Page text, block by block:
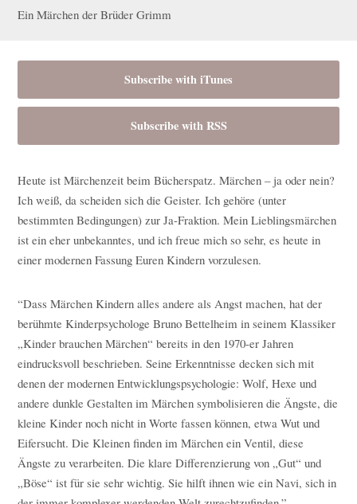
Ein Märchen der Brüder Grimm
Subscribe with iTunes
Subscribe with RSS
Heute ist Märchenzeit beim Bücherspatz. Märchen – ja oder nein?
Ich weiß, da scheiden sich die Geister. Ich gehöre (unter
bestimmten Bedingungen) zur Ja-Fraktion. Mein Lieblingsmärchen
ist ein eher unbekanntes, und ich freue mich so sehr, es heute in
einer modernen Fassung Euren Kindern vorzulesen.
“Dass Märchen Kindern alles andere als Angst machen, hat der
berühmte Kinderpsychologe Bruno Bettelheim in seinem Klassiker
„Kinder brauchen Märchen“ bereits in den 1970-er Jahren
eindrucksvoll beschrieben. Seine Erkenntnisse decken sich mit
denen der modernen Entwicklungspsychologie: Wolf, Hexe und
andere dunkle Gestalten im Märchen symbolisieren die Ängste, die
kleine Kinder noch nicht in Worte fassen können, etwa Wut und
Eifersucht. Die Kleinen finden im Märchen ein Ventil, diese
Ängste zu verarbeiten. Die klare Differenzierung von „Gut“ und
„Böse“ ist für sie sehr wichtig. Sie hilft ihnen wie ein Navi, sich in